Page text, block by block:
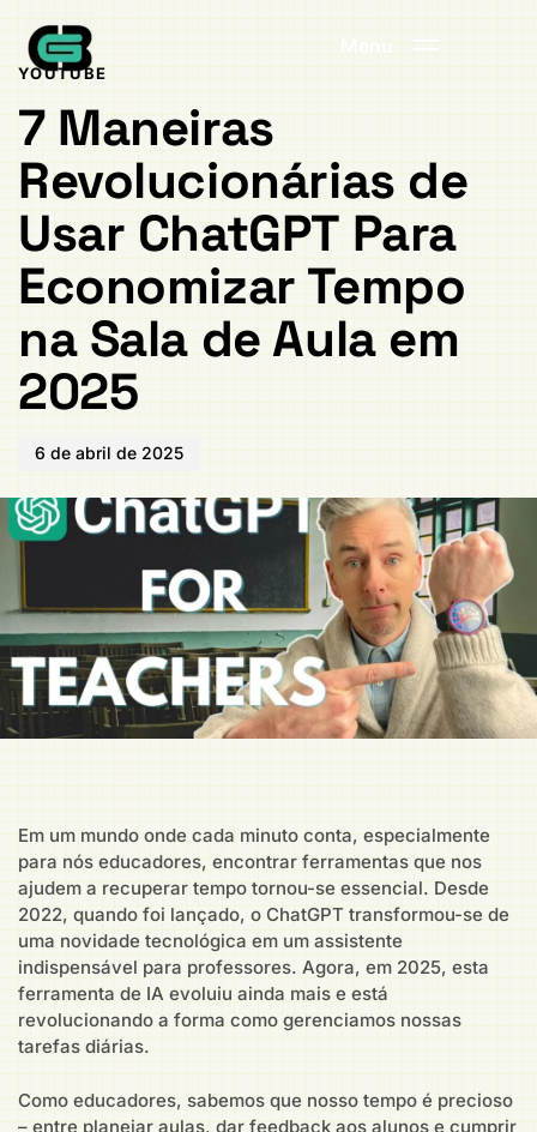
Menu
EM:
YOUTUBE
7 Maneiras
Revolucionárias de
Usar ChatGPT Para
Economizar Tempo
na Sala de Aula em
2025
em:
6 de abril de 2025
Em um mundo onde cada minuto conta, especialmente
para nós educadores, encontrar ferramentas que nos
ajudem a recuperar tempo tornou-se essencial. Desde
2022, quando foi lançado, o ChatGPT transformou-se de
uma novidade tecnológica em um assistente
indispensável para professores. Agora, em 2025, esta
ferramenta de IA evoluiu ainda mais e está
revolucionando a forma como gerenciamos nossas
tarefas diárias.
Como educadores, sabemos que nosso tempo é precioso
– entre planejar aulas, dar feedback aos alunos e cumprir